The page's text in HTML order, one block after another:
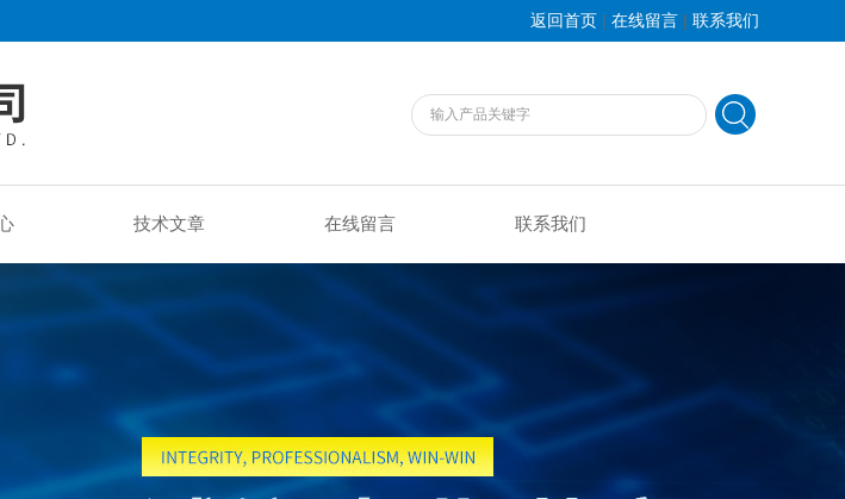
返回首页 | 在线留言 | 联系我们
技术文章 在线留言 联系我们